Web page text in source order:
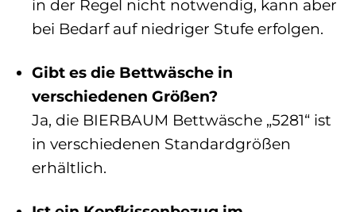
in der Regel nicht notwendig, kann aber
bei Bedarf auf niedriger Stufe erfolgen.
Gibt es die Bettwäsche in
verschiedenen Größen?
Ja, die BIERBAUM Bettwäsche „5281“ ist
in verschiedenen Standardgrößen
erhältlich.